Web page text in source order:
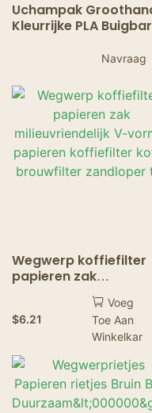
Uchampak
Kleurrijke PLA
Rietjes voor Drankjes
Navraag
Wegwerp koffiefilter
papieren zak
milieuvriendelijk V-
vormig papieren
koffiefilter koffie
brouwfilter zandloper
tas
$6.21
Voeg
Toe Aan
Winkelkar